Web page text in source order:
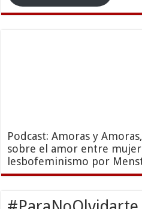
Podcast: Amoras y
sobre el amor entre
lesbofeminismo por